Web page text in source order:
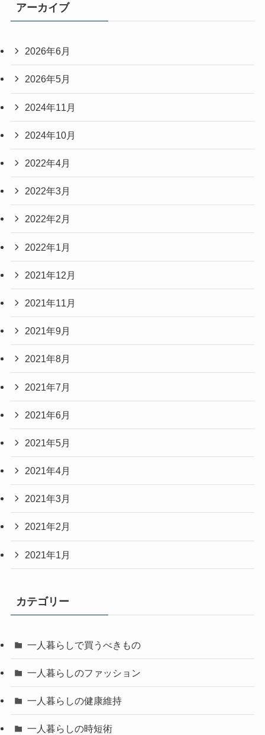
アーカイブ
2026年6月
2026年5月
2024年11月
2024年10月
2022年4月
2022年3月
2022年2月
2022年1月
2021年12月
2021年11月
2021年9月
2021年8月
2021年7月
2021年6月
2021年5月
2021年4月
2021年3月
2021年2月
2021年1月
カテゴリー
一人暮らしで買うべきもの
一人暮らしのファッション
一人暮らしの健康維持
一人暮らしの時短術